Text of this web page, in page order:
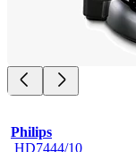
Philips
HD7444/10